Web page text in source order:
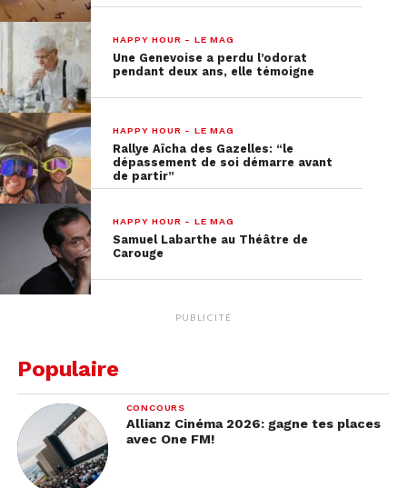
HAPPY HOUR - LE MAG
Une Genevoise a perdu l’odorat
pendant deux ans, elle témoigne
HAPPY HOUR - LE MAG
Rallye Aïcha des Gazelles: “le
dépassement de soi démarre avant
de partir”
HAPPY HOUR - LE MAG
Samuel Labarthe au Théâtre de
Carouge
PUBLICITÉ
Populaire
CONCOURS
Allianz Cinéma 2026: gagne tes places
avec One FM!